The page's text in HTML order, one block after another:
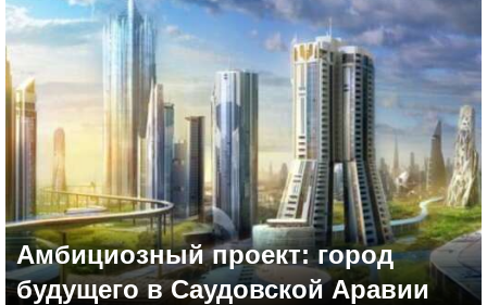
+8
Амбициозный проект: город
будущего в Саудовской Аравии